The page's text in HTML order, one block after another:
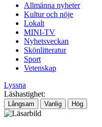
Allmänna nyheter
Kultur och nöje
Lokalt
MINI-TV
Nyhetsveckan
Skönlitteratur
Sport
Vetenskap
Lyssna
Läshastighet:
Långsam Vanlig Hög